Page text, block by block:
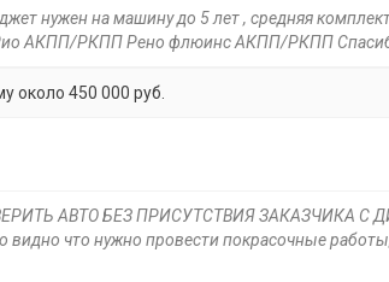
нужен на машину до 5 лет , средняя
Рио АКПП/РКПП Рено флюинс АКПП/РКПП
около 450 000 руб.
АВТО БЕЗ ПРИСУТСТВИЯ ЗАКАЗЧИКА С
что нужно провести покрасочные работы,